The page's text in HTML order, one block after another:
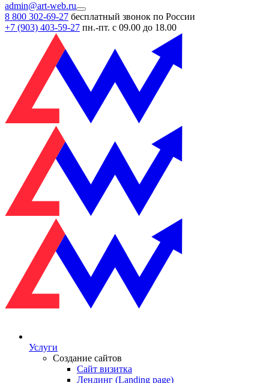
admin@art-web.ru
8 800 302-69-27 бесплатный звонок по России
+7 (903) 403-59-27 пн.-пт. с 09.00 до 18.00
Услуги
Создание сайтов
Сайт визитка
Лендинг (Landing page)